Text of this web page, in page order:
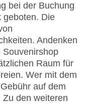
bei der Buchung
geboten. Die
Andenken
Souvenirshop
Raum für
Wer mit dem
auf dem
den weiteren